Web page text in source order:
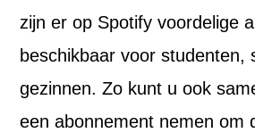
zijn er op Spotify voordelige
beschikbaar voor studenten,
gezinnen. Zo kunt u ook
een abonnement nemen om